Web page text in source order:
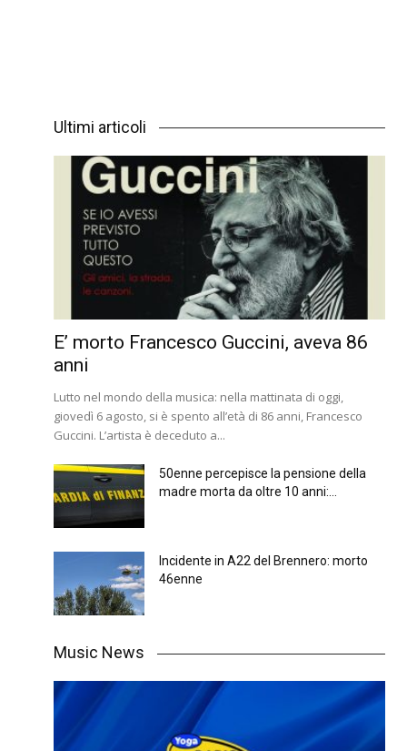
Ultimi articoli
E’ morto Francesco Guccini, aveva 86
anni
Lutto nel mondo della musica: nella mattinata di oggi,
giovedì 6 agosto, si è spento all’età di 86 anni, Francesco
Guccini. L’artista è deceduto a...
50enne percepisce la pensione della
madre morta da oltre 10 anni:...
Incidente in A22 del Brennero: morto
46enne
Music News